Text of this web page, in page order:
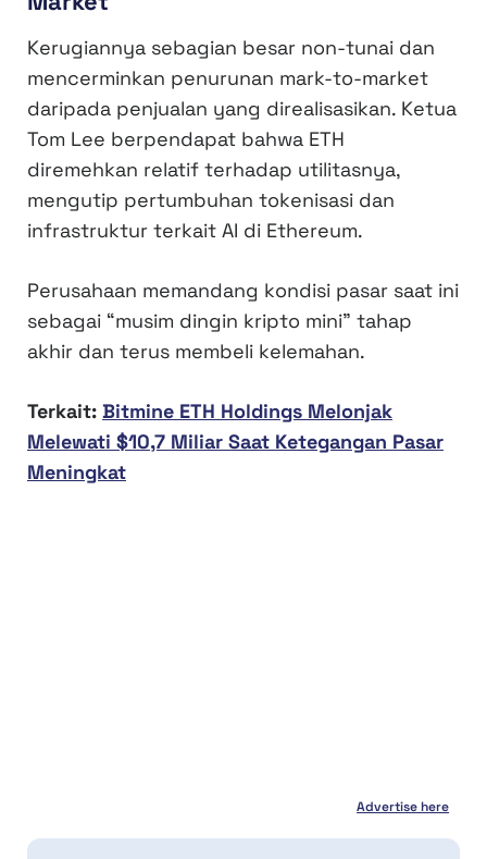
Kerugiannya sebagian besar non-tunai dan
mencerminkan penurunan mark-to-market
daripada penjualan yang direalisasikan. Ketua
Tom Lee berpendapat bahwa ETH
diremehkan relatif terhadap utilitasnya,
mengutip pertumbuhan tokenisasi dan
infrastruktur terkait AI di Ethereum.
Perusahaan memandang kondisi pasar saat ini
sebagai “musim dingin kripto mini” tahap
akhir dan terus membeli kelemahan.
Terkait: Bitmine ETH Holdings Melonjak
Melewati $10,7 Miliar Saat Ketegangan Pasar
Meningkat
Advertise here